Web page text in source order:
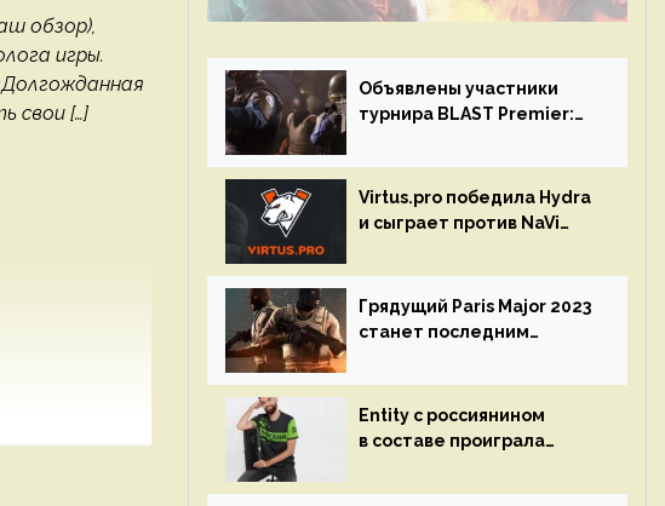
обзор),
игры.
свои […]
Объявлены участники
турнира BLAST Premier:
Virtus.pro победила Hydra
и сыграет против NaVi
Circuit
Грядущий Paris Major 2023
станет последним
GO
Entity с россиянином
в составе проиграла
Circuit 2023